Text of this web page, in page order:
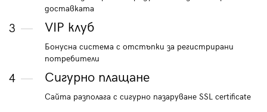
доставката
3 VIP клуб
Бонусна система с отстъпки за регистрирани
потребители
4 Сигурно плащане
Сайта разполага с сигурно пазаруване SSL certificate